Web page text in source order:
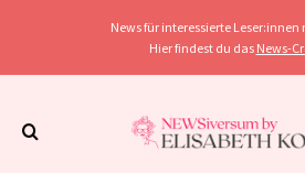
News für interessierte
Hier findest du das News-